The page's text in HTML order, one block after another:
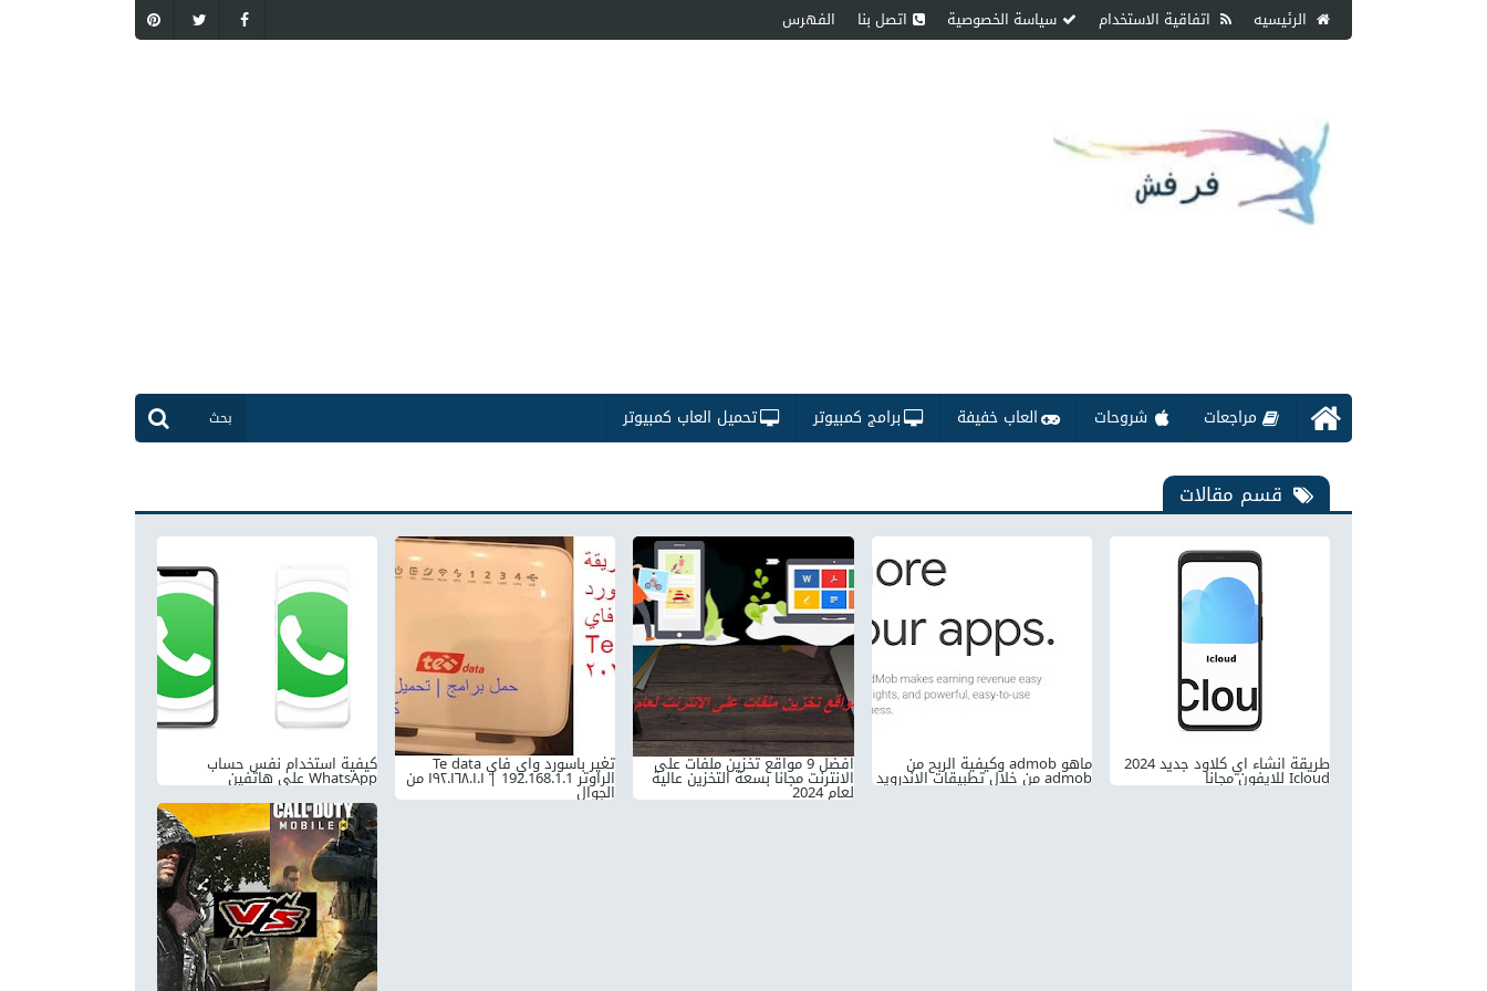
الرئيسيه اتفاقية الاستخدام سياسة الخصوصية اتصل بنا الفهرس
مراجعات شروحات العاب خفيفة برامج كمبيوتر تحميل العاب كمبيوتر
قسم مقالات
طريقة انشاء اي كلاود جديد 2024
Icloud للايفون مجانا
ماهو admob وكيفية الربح من
admob من خلال تطبيقات الاندرويد
افضل 9 مواقع تخزين ملفات على
الانترنت مجانا بسعة التخزين عالية
لعام 2024
تغير باسورد واي فاي Te data
الراوتر 192.168.1.1 | ١٩٢.١٦٨.١.١ من
الجوال
كيفية استخدام نفس حساب
WhatsApp على هاتفين